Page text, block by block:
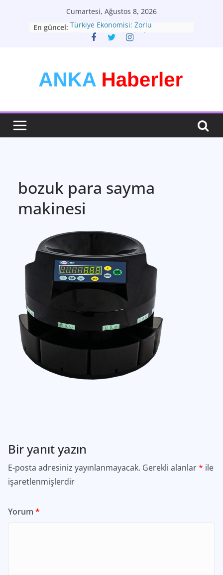
Cumartesi, Ağustos 8, 2026
En güncel: Türkiye Ekonomisi: Zorlu
Dönemeçte Yeni Adımlar
Daha Fazlası
Bütünsel Sağlık: Yaşam Kalitenizin
bozuk para sayma
makinesi
Bir yanıt yazın
E-posta adresiniz yayınlanmayacak. Gerekli alanlar* ile
işaretlenmişlerdir
Yorum *